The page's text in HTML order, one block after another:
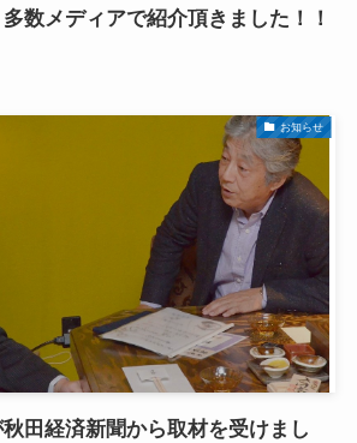
数メディアで紹介頂きました！！
お知らせ
田経済新聞から取材を受けまし